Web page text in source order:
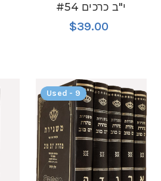
י"ב כרכים #54
$39.00
Used - 9